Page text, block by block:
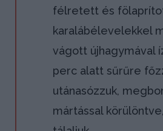
félretett és
karalábélevelekkel
vágott újhagymával
perc alatt sűrűre
utánasózzuk,
mártással